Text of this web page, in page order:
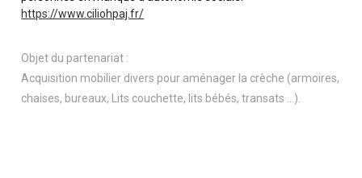
https://www.ciliohpaj.fr/
Objet du partenariat :
Acquisition mobilier divers pour aménager la crèche (armoires,
chaises, bureaux, Lits couchette, lits bébés, transats …).